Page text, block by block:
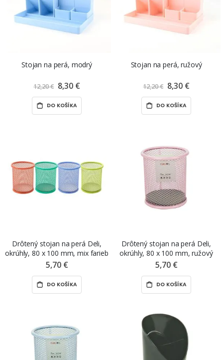
Stojan na perá, modrý
12,20 € Znížená
cena
8,30 €
DO KOŠÍKA
Stojan na perá, ružový
12,20 € Znížená
cena
8,30 €
DO KOŠÍKA
Drôtený stojan na perá Deli,
okrúhly, 80 x 100 mm, mix farieb
5,70 €
DO KOŠÍKA
Drôtený stojan na perá Deli,
okrúhly, 80 x 100 mm, ružový
5,70 €
DO KOŠÍKA